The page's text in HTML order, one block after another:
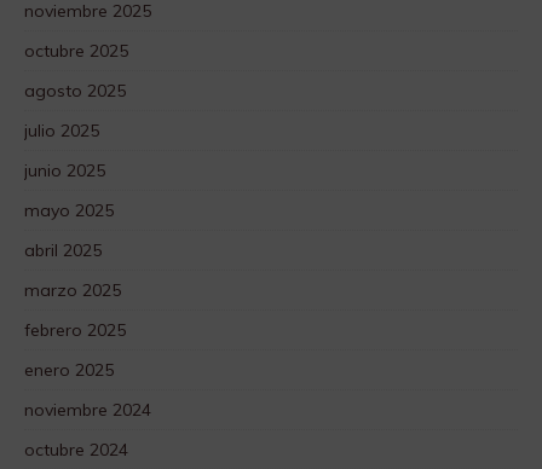
noviembre 2025
octubre 2025
agosto 2025
julio 2025
junio 2025
mayo 2025
abril 2025
marzo 2025
febrero 2025
enero 2025
noviembre 2024
octubre 2024